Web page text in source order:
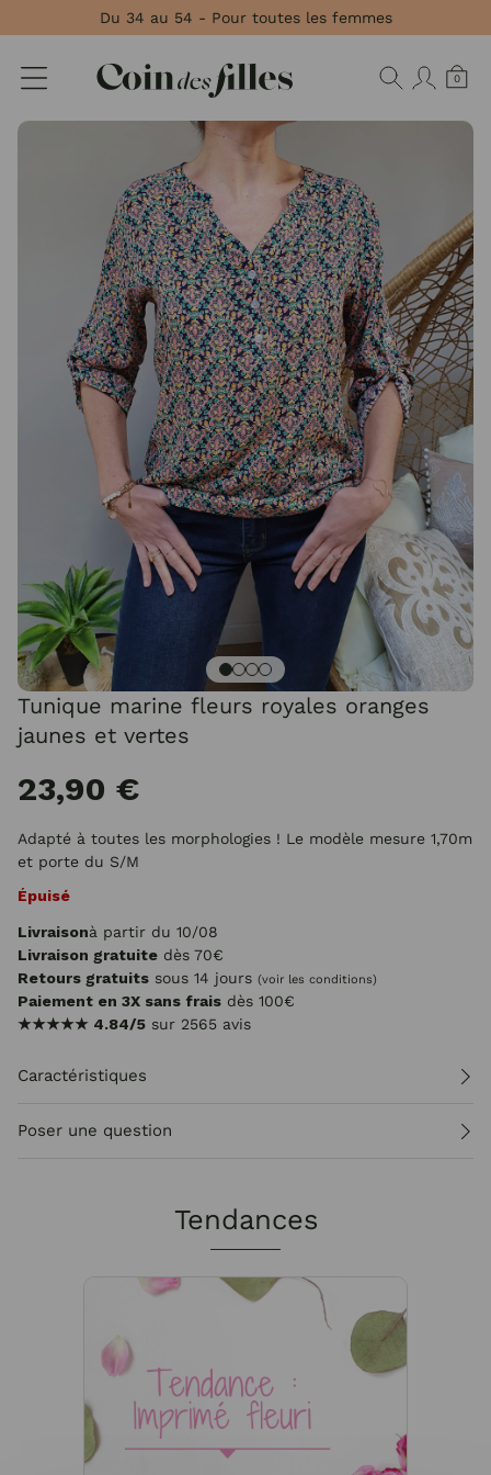
Du 34 au 54 - Pour toutes les femmes
0
Tunique marine fleurs royales oranges
jaunes et vertes
23,90 €
Adapté à toutes les morphologies ! Le modèle mesure 1,70m
et porte du S/M
Épuisé
Livraisonà partir du 10/08
Livraison gratuite dès 70€
Retours gratuits sous 14 jours (voir les conditions)
Paiement en 3X sans frais dès 100€
★★★★★ 4.84/5 sur 2565 avis
Caractéristiques
Poser une question
Tendances
Panneau de gestion des cookies